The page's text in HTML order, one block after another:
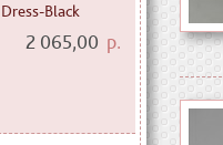
Dress-Black
2 065,00 р.